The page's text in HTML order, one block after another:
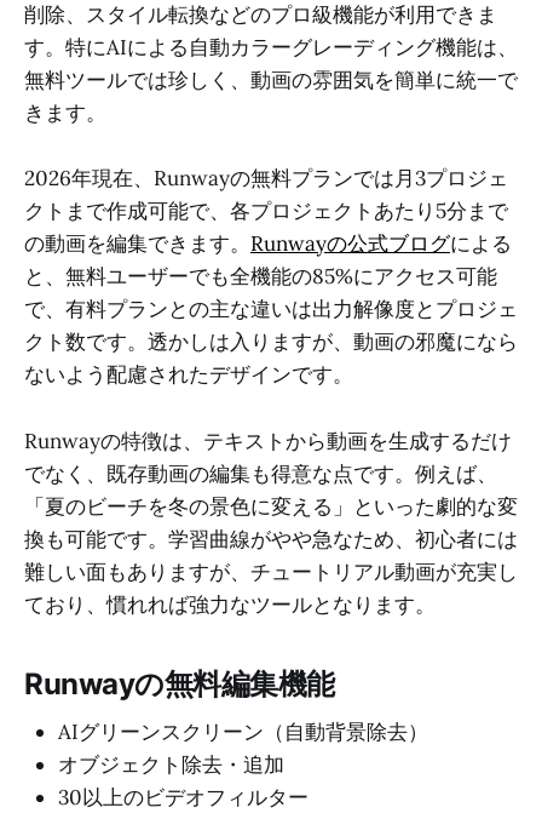
削除、スタイル転換などのプロ級機能が利用できま
す。特にAIによる自動カラーグレーディング機能は、
無料ツールでは珍しく、動画の雰囲気を簡単に統一で
きます。
2026年現在、Runwayの無料プランでは月3プロジェ
クトまで作成可能で、各プロジェクトあたり5分まで
の動画を編集できます。 Runwayの公式ブログによる
と、無料ユーザーでも全機能の85%にアクセス可能
で、有料プランとの主な違いは出力解像度とプロジェ
クト数です。透かしは入りますが、動画の邪魔になら
ないよう配慮されたデザインです。
Runwayの特徴は、テキストから動画を生成するだけ
でなく、既存動画の編集も得意な点です。例えば、
「夏のビーチを冬の景色に変える」といった劇的な変
換も可能です。学習曲線がやや急なため、初心者には
難しい面もありますが、チュートリアル動画が充実し
ており、慣れれば強力なツールとなります。
Runwayの無料編集機能
AIグリーンスクリーン（自動背景除去）
オブジェクト除去・追加
30以上のビデオフィルター